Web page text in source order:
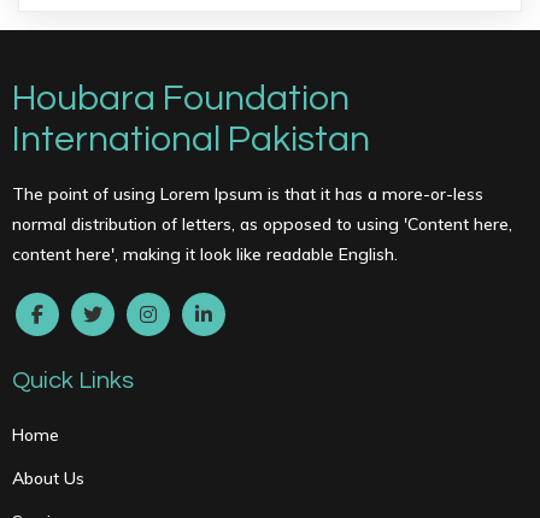
Houbara Foundation
International Pakistan
The point of using Lorem Ipsum is that it has a more-or-less
normal distribution of letters, as opposed to using 'Content here,
content here', making it look like readable English.
Quick Links
Home
About Us